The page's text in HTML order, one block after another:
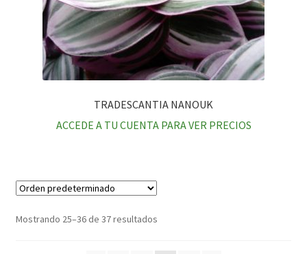
TRADESCANTIA NANOUK
ACCEDE A TU CUENTA PARA VER PRECIOS
Mostrando 25–36 de 37 resultados